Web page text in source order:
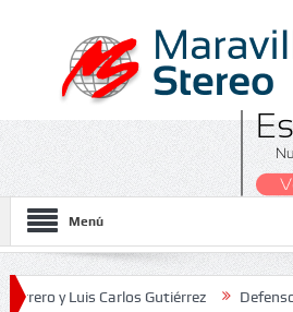
Menú
Carlos Gutiérrez Defensoría